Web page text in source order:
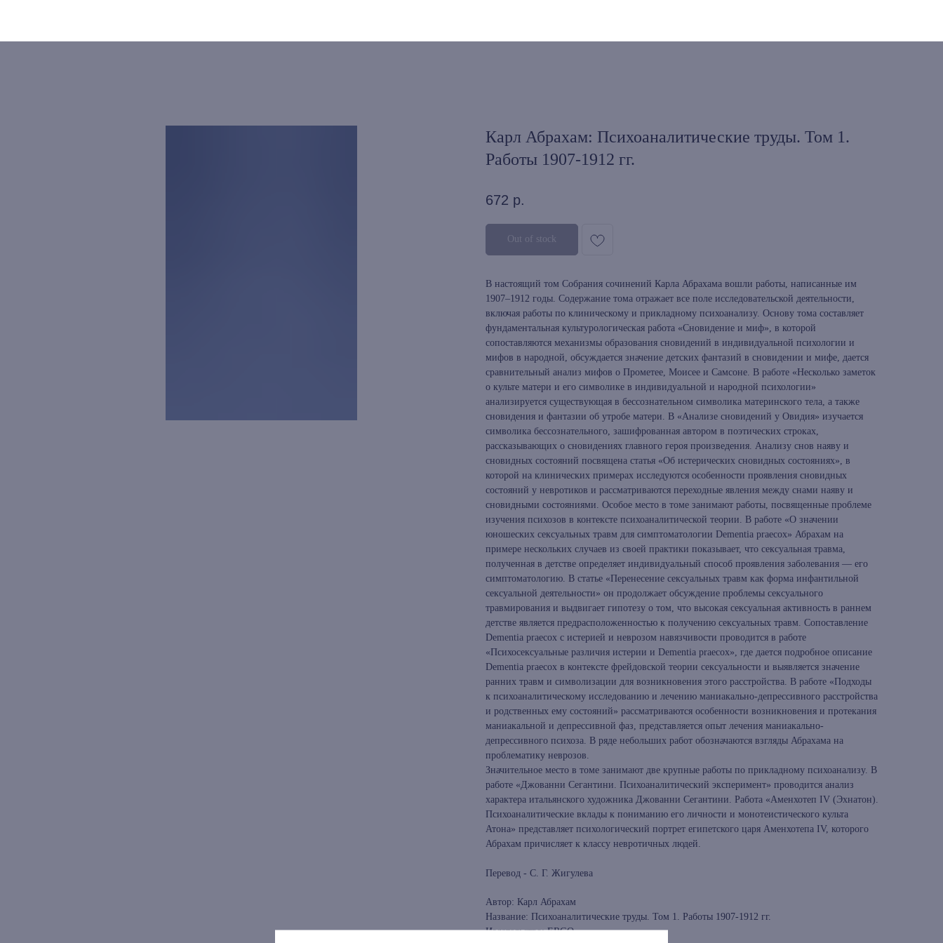
Карл Абрахам: Психоаналитические труды. Том 1.
Работы 1907-1912 гг.
672 р.
Out of stock
В настоящий том Собрания сочинений Карла Абрахама вошли работы, написанные им
1907–1912 годы. Содержание тома отражает все поле исследовательской деятельности,
включая работы по клиническому и прикладному психоанализу. Основу тома составляет
фундаментальная культурологическая работа «Сновидение и миф», в которой
сопоставляются механизмы образования сновидений в индивидуальной психологии и
мифов в народной, обсуждается значение детских фантазий в сновидении и мифе, дается
сравнительный анализ мифов о Прометее, Моисее и Самсоне. В работе «Несколько заметок
о культе матери и его символике в индивидуальной и народной психологии»
анализируется существующая в бессознательном символика материнского тела, а также
сновидения и фантазии об утробе матери. В «Анализе сновидений у Овидия» изучается
символика бессознательного, зашифрованная автором в поэтических строках,
рассказывающих о сновидениях главного героя произведения. Анализу снов наяву и
сновидных состояний посвящена статья «Об истерических сновидных состояниях», в
которой на клинических примерах исследуются особенности проявления сновидных
состояний у невротиков и рассматриваются переходные явления между снами наяву и
сновидными состояниями. Особое место в томе занимают работы, посвященные проблеме
изучения психозов в контексте психоаналитической теории. В работе «О значении
юношеских сексуальных травм для симптоматологии Dementiа praecox» Абрахам на
примере нескольких случаев из своей практики показывает, что сексуальная травма,
полученная в детстве определяет индивидуальный способ проявления заболевания — его
симптоматологию. В статье «Перенесение сексуальных травм как форма инфантильной
сексуальной деятельности» он продолжает обсуждение проблемы сексуального
травмирования и выдвигает гипотезу о том, что высокая сексуальная активность в раннем
детстве является предрасположенностью к получению сексуальных травм. Сопоставление
Dementiа praecox с истерией и неврозом навязчивости проводится в работе
«Психосексуальные различия истерии и Dementiа praecox», где дается подробное описание
Dementiа praecox в контексте фрейдовской теории сексуальности и выявляется значение
ранних травм и символизации для возникновения этого расстройства. В работе «Подходы
к психоаналитическому исследованию и лечению маниакально-депрессивного расстройства
и родственных ему состояний» рассматриваются особенности возникновения и протекания
маниакальной и депрессивной фаз, представляется опыт лечения маниакально-
депрессивного психоза. В ряде небольших работ обозначаются взгляды Абрахама на
проблематику неврозов.
Значительное место в томе занимают две крупные работы по прикладному психоанализу. В
работе «Джованни Сегантини. Психоаналитический эксперимент» проводится анализ
характера итальянского художника Джованни Сегантини. Работа «Аменхотеп IV (Эхнатон).
Психоаналитические вклады к пониманию его личности и монотеистического культа
Атона» представляет психологический портрет египетского царя Аменхотепа IV, которого
Абрахам причисляет к классу невротичных людей.
Перевод - С. Г. Жигулева
Автор: Карл Абрахам
Название: Психоаналитические труды. Том 1. Работы 1907-1912 гг.
Издательство: ERGO